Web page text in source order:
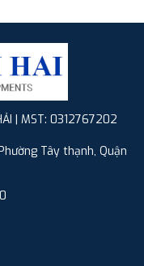
| MST: 0312767202
Tây thạnh, Quận